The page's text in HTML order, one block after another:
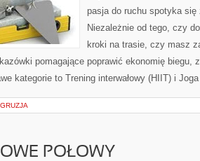
pasja do ruchu spotyka
Niezależnie od tego, czy
kroki na trasie, czy masz
pomagające poprawić ekonomię biegu,
kategorie to Trening interwałowy (HIIT) i
GRUZJA
POŁOWY